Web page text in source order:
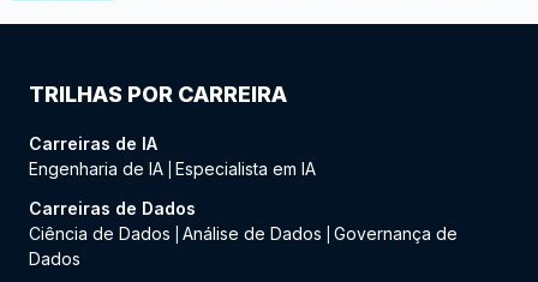
TRILHAS POR CARREIRA
Carreiras de IA
Engenharia de IA Especialista em IA
Carreiras de Dados
Ciência de Dados
Análise de Dados
Governança de
Dados